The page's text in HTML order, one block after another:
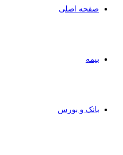
صفحه اصلی
بیمه
بانک و بورس